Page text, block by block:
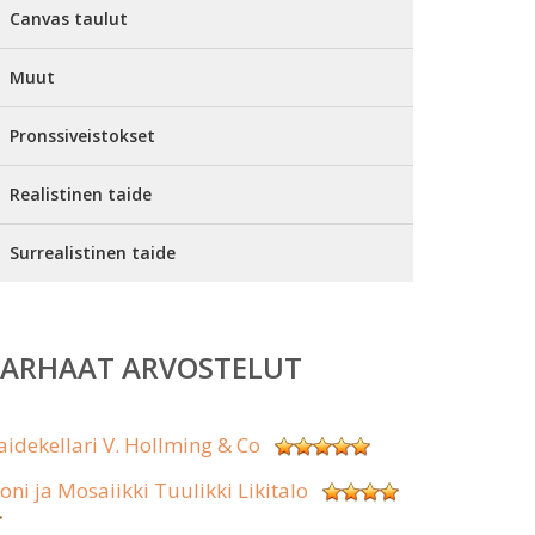
Canvas taulut
Muut
Pronssiveistokset
Realistinen taide
Surrealistinen taide
ARVOSTELUT
V. Hollming & Co
ja Mosaiikki Tuulikki Likitalo